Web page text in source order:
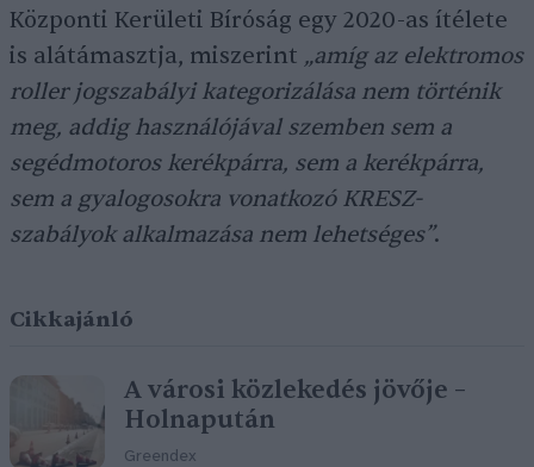
Központi Kerületi Bíróság egy 2020-as ítélete
is alátámasztja, miszerint „amíg az elektromos
roller jogszabályi kategorizálása nem történik
meg, addig használójával szemben sem a
segédmotoros kerékpárra, sem a kerékpárra,
sem a gyalogosokra vonatkozó KRESZ-
szabályok alkalmazása nem lehetséges”.
Cikkajánló
A városi közlekedés jövője –
Holnapután
Greendex